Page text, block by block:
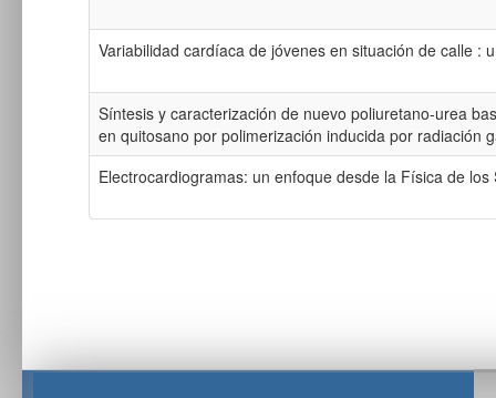
Variabilidad cardíaca de jóvenes en situación de calle :
Síntesis y caracterización de nuevo poliuretano-urea
en quitosano por polimerización inducida por radiación
Electrocardiogramas: un enfoque desde la Física de los